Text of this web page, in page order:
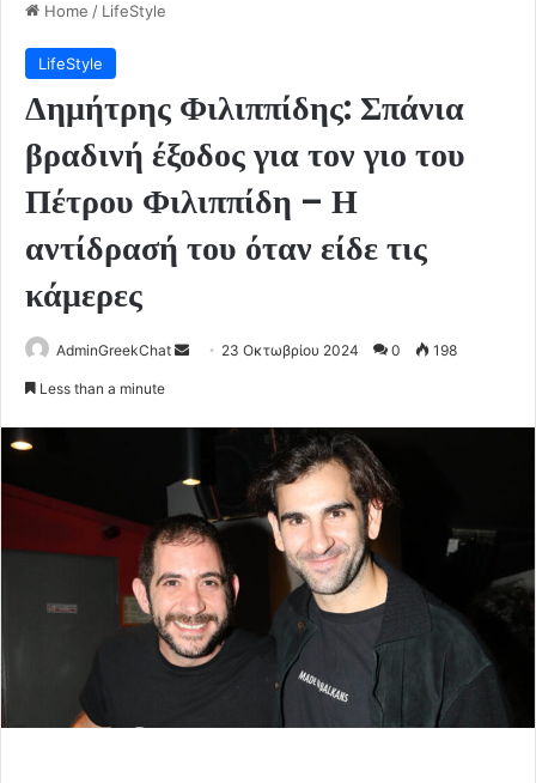
Home / LifeStyle
LifeStyle
Δημήτρης Φιλιππίδης: Σπάνια
βραδινή έξοδος για τον γιο του
Πέτρου Φιλιππίδη – Η
αντίδρασή του όταν είδε τις
κάμερες
AdminGreekChat
Send 23 Οκτωβρίου 2024 0 198
Less than a minute